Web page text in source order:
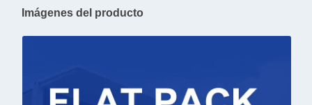
Imágenes del producto